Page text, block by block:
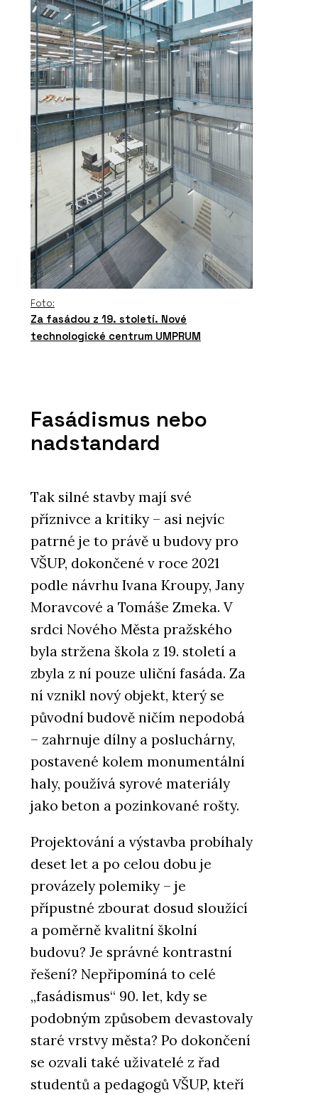
Foto:
Za fasádou z 19. století. Nové
technologické centrum UMPRUM
Fasádismus nebo
nadstandard
Tak silné stavby mají své
příznivce a kritiky – asi nejvíc
patrné je to právě u budovy pro
VŠUP, dokončené v roce 2021
podle návrhu Ivana Kroupy, Jany
Moravcové a Tomáše Zmeka. V
srdci Nového Města pražského
byla stržena škola z 19. století a
zbyla z ní pouze uliční fasáda. Za
ní vznikl nový objekt, který se
původní budově ničím nepodobá
– zahrnuje dílny a posluchárny,
postavené kolem monumentální
haly, používá syrové materiály
jako beton a pozinkované rošty.
Projektování a výstavba probíhaly
deset let a po celou dobu je
provázely polemiky – je
přípustné zbourat dosud sloužící
a poměrně kvalitní školní
budovu? Je správné kontrastní
řešení? Nepřipomíná to celé
„fasádismus“ 90. let, kdy se
podobným způsobem devastovaly
staré vrstvy města? Po dokončení
se ozvali také uživatelé z řad
studentů a pedagogů VŠUP, kteří